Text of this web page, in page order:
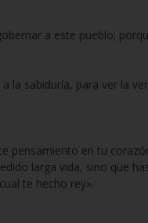
a este pueblo;
la sabiduría, para ver la
pensamiento en tu
larga vida, sino que
te hecho rey».